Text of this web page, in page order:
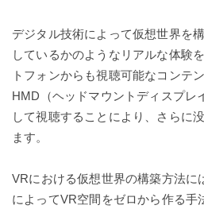
デジタル技術によって仮想世界を
しているかのようなリアルな体験
トフォンからも視聴可能なコンテ
HMD（ヘッドマウントディスプレ
して視聴することにより、さらに
ます。
VRにおける仮想世界の構築方法に
によってVR空間をゼロから作る手